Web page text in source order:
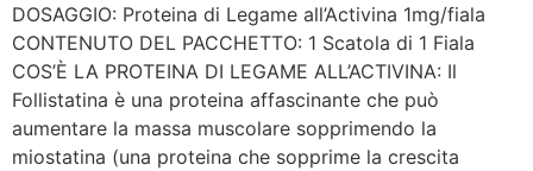
DOSAGGIO: Proteina di Legame all’Activina 1mg/fiala
CONTENUTO DEL PACCHETTO: 1 Scatola di 1 Fiala
COS’È LA PROTEINA DI LEGAME ALL’ACTIVINA: Il
Follistatina è una proteina affascinante che può
aumentare la massa muscolare sopprimendo la
miostatina (una proteina che sopprime la crescita